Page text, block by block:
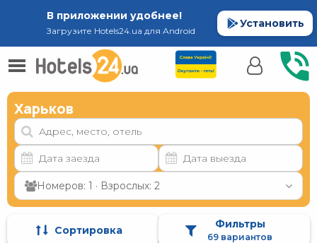
В приложении удобнее!
Загрузите Hotels24.ua для Android
Установить
Харьков
Номеров: 1 · Взрослых: 2
Сортировка Фильтры
69 вариантов